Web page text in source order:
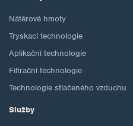
Nátěrové hmoty
Tryskací technologie
Aplikační technologie
Filtrační technologie
Technologie stlačeného vzduchu
Služby